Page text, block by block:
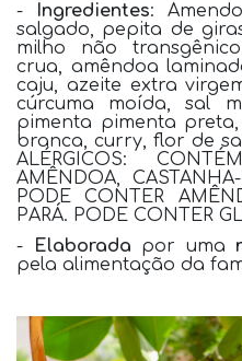
- Ingredientes:
salgado, pepita de
milho não
crua, amêndoa
caju, azeite extra
cúrcuma moída, sal
pimenta pimenta
branca, curry, flor de
ALÉRGICOS:
AMÊNDOA,
PODE CONTER
PARÁ. PODE CONTER
-
Elaborada por uma
pela alimentação da